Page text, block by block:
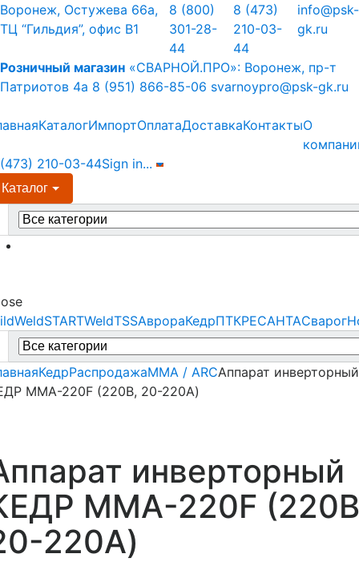
Skip
to
Skip
to
Воронеж, Остужева 66а,
ТЦ “Гильдия”, офис В1
8 (800)
301-28-
44
8 (473)
210-03-
44
info@psk-
gk.ru
Розничный магазин «СВАРНОЙ.ПРО»: Воронеж, пр-т
Патриотов 4а 8 (951) 866-85-06 svarnoypro@psk-gk.ru
КаталогИмпортОплатаДоставкаКонтактыО
210-03-44Sign in...
Каталог
STARTWeldTSSАврораКедрПТКРЕСАНТАСварог
КедрРаспродажаMMA / ARCАппарат инверторный
MMA-220F (220B, 20-220А)
инверторный
MMA-220F
220А)